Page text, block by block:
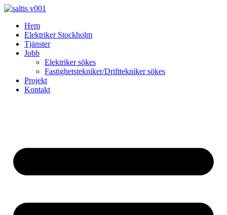
Skip
contentHem
Elektriker Stockholm
Tjänster
Jobb
Elektriker sökes
Fastighetstekniker/Drifttekniker sökes
Projekt
Kontakt